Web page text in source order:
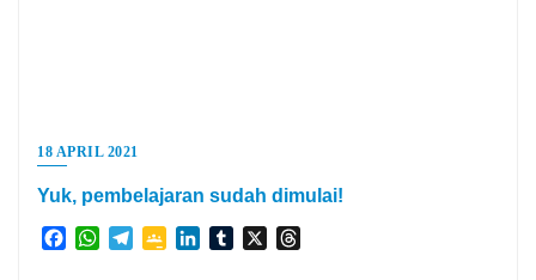
18 APRIL 2021
Yuk, pembelajaran sudah dimulai!
FacebookWhatsApp
TelegramGoogleLinkedInTumblr
X